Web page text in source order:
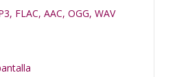
FLAC, AAC, OGG, WAV